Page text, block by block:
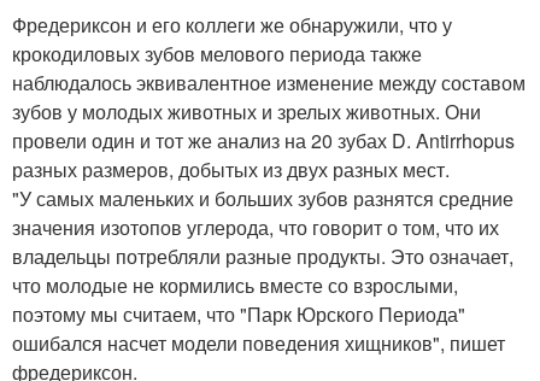
Фредериксон и его коллеги же обнаружили, что у
крокодиловых зубов мелового периода также
наблюдалось эквивалентное изменение между составом
зубов у молодых животных и зрелых животных. Они
провели один и тот же анализ на 20 зубах D. Antirrhopus
разных размеров, добытых из двух разных мест.
"У самых маленьких и больших зубов разнятся средние
значения изотопов углерода, что говорит о том, что их
владельцы потребляли разные продукты. Это означает,
что молодые не кормились вместе со взрослыми,
поэтому мы считаем, что "Парк Юрского Периода"
ошибался насчет модели поведения хищников", пишет
фредериксон.